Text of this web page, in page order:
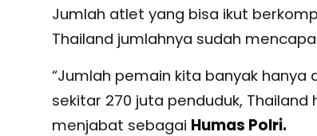
Jumlah atlet yang bisa ikut
Thailand jumlahnya sudah
“Jumlah pemain kita banyak hanya
sekitar 270 juta penduduk,
menjabat sebagai Humas Polri.